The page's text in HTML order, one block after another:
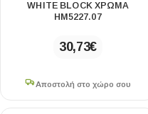
WHITE BLOCK ΧΡΩΜΑ
HM5227.07
30,73€
Αποστολή στο χώρο σου